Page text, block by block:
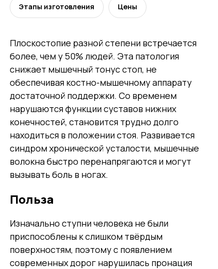
Этапы изготовления Цены
Плоскостопие разной степени встречается
более, чем у 50% людей. Эта патология
снижает мышечный тонус стоп, не
обеспечивая костно-мышечному аппарату
достаточной поддержки. Со временем
нарушаются функции суставов нижних
конечностей, становится трудно долго
находиться в положении стоя. Развивается
синдром хронической усталости, мышечные
волокна быстро перенапрягаются и могут
вызывать боль в ногах.
Польза
Изначально ступни человека не были
приспособлены к слишком твёрдым
поверхностям, поэтому с появлением
современных дорог нарушилась пронация